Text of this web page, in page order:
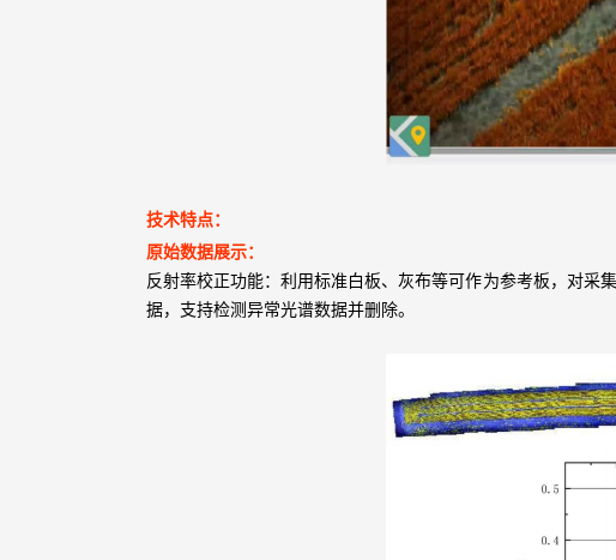
技术特点：
原始数据展示：
反射率校正功能：利用标准白板、灰布等可作为参考板，对采
据，支持检测异常光谱数据并删除。